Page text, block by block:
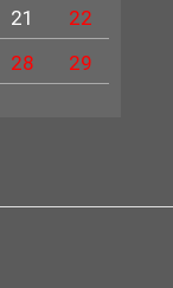
21
22
28
29